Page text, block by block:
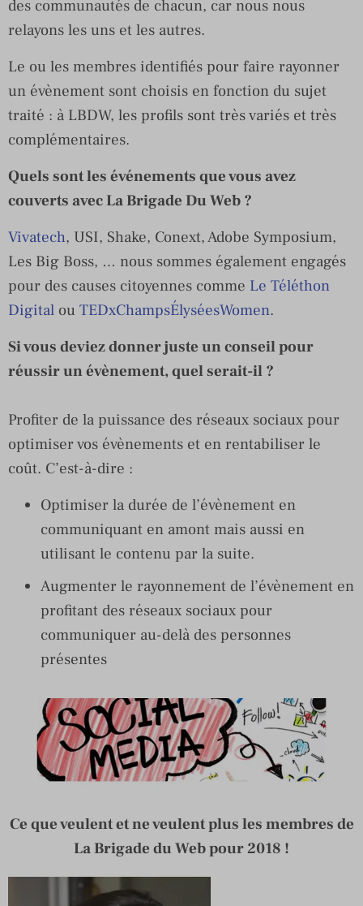
des communautés de chacun, car nous nous
relayons les uns et les autres.
Le ou les membres identifiés pour faire rayonner
un évènement sont choisis en fonction du sujet
traité : à LBDW, les profils sont très variés et très
complémentaires.
Quels sont les événements que vous avez
couverts avec La Brigade Du Web ?
Vivatech, USI, Shake, Conext, Adobe Symposium,
Les Big Boss, … nous sommes également engagés
pour des causes citoyennes comme Le Téléthon
Digital ou TEDxChampsÉlyséesWomen.
Si vous deviez donner juste un conseil pour
réussir un évènement, quel serait-il ?
Profiter de la puissance des réseaux sociaux pour
optimiser vos évènements et en rentabiliser le
coût. C’est-à-dire :
Optimiser la durée de l’évènement en
communiquant en amont mais aussi en
utilisant le contenu par la suite.
Augmenter le rayonnement de l’évènement en
profitant des réseaux sociaux pour
communiquer au-delà des personnes
présentes
Ce que veulent et ne veulent plus les membres de
La Brigade du Web pour 2018 !